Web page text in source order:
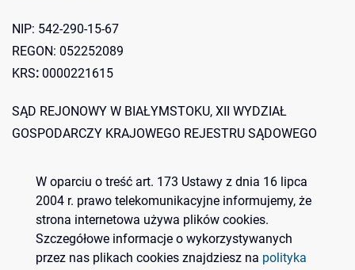
NIP: 542-290-15-67
REGON: 052252089
KRS: 0000221615
SĄD REJONOWY W BIAŁYMSTOKU, XII WYDZIAŁ
GOSPODARCZY KRAJOWEGO REJESTRU SĄDOWEGO
Konto bankowe:
Bank Spółdzielczy O/d w Zaściankach 07 8060 0004 0842
5276 2000 0010
W oparciu o treść art. 173 Ustawy z dnia 16 lipca
2004 r. prawo telekomunikacyjne informujemy, że
strona internetowa używa plików cookies.
Szczegółowe informacje o wykorzystywanych
przez nas plikach cookies znajdziesz na polityka